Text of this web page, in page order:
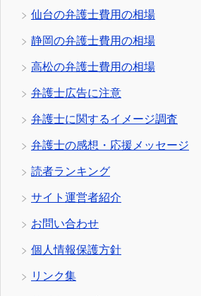
仙台の弁護士費用の相場
静岡の弁護士費用の相場
高松の弁護士費用の相場
弁護士広告に注意
弁護士に関するイメージ調査
弁護士の感想・応援メッセージ
読者ランキング
サイト運営者紹介
お問い合わせ
個人情報保護方針
リンク集